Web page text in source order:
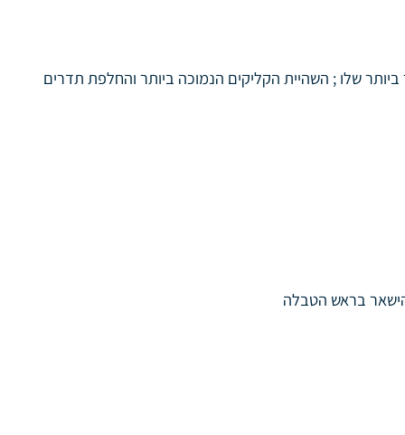
ביותר שלו ; השהיית הקליקים הנמוכה ביותר והחלפת תדרים